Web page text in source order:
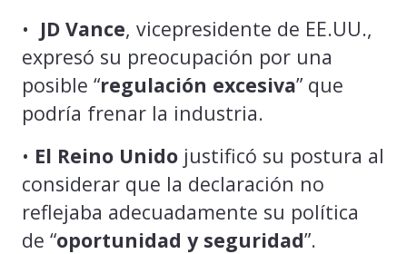
• JD Vance, vicepresidente de EE.UU.,
expresó su preocupación por una
posible “regulación excesiva” que
podría frenar la industria.
• El Reino Unido justificó su postura al
considerar que la declaración no
reflejaba adecuadamente su política
de “oportunidad y seguridad”.